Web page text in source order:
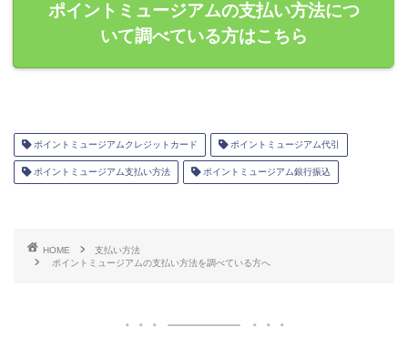
ポイントミュージアムの支払い方法につ
いて調べている方はこちら
ポイントミュージアムクレジットカード ポイントミュージアム代引
ポイントミュージアム支払い方法 ポイントミュージアム銀行振込
HOME
支払い方法
ポイントミュージアムの支払い方法を調べている方へ